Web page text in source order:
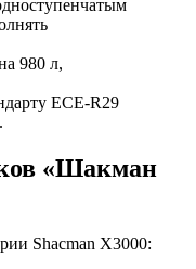
980 л,
ЕСЕ-R29
«Шакман
Shacman Х3000: